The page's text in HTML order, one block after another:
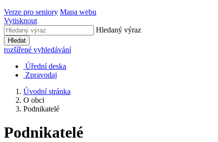
Verze pro seniory Mapa webu
Vytisknout
Hledaný výraz
Hledat
rozšířené vyhledávání
Úřední deska
Zpravodaj
Úvodní stránka
O obci
Podnikatelé
Podnikatelé